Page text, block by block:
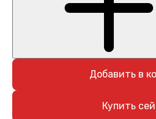
Добавить в